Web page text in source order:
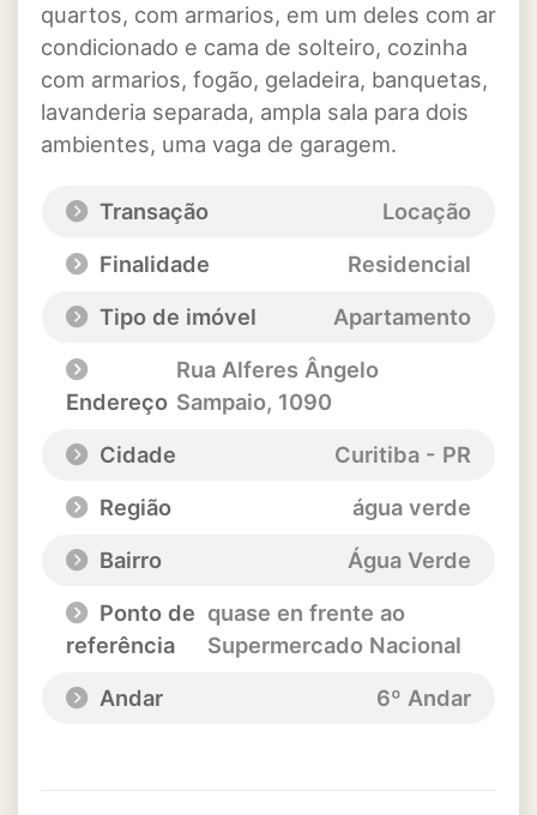
quartos, com armarios, em um deles com ar
condicionado e cama de solteiro, cozinha
com armarios, fogão, geladeira, banquetas,
lavanderia separada, ampla sala para dois
ambientes, uma vaga de garagem.
Transação
Locação
Finalidade
Residencial
Tipo de imóvel
Apartamento
Endereço
Rua Alferes Ângelo
Sampaio, 1090
Cidade
Curitiba - PR
Região
água verde
Bairro
Água Verde
Ponto de
referência
quase en frente ao
Supermercado Nacional
Andar
6º Andar